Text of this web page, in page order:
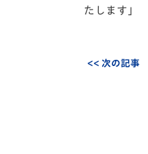
たします」
<< 次の記事